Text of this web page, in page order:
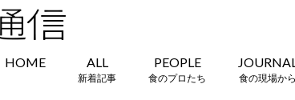
HOME ALL
新着記事
PEOPLE
食のプロたち 食の現場から